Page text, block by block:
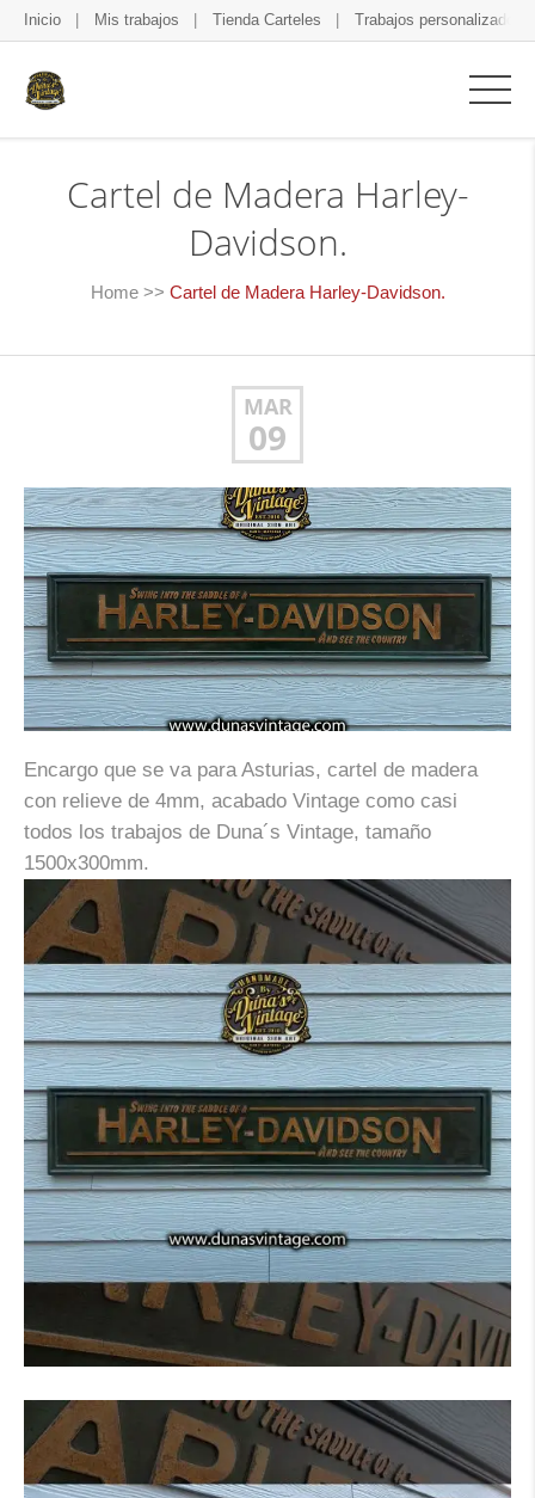
Inicio Mis trabajos Tienda Carteles Trabajos personalizados
Cartel de Madera Harley-
Davidson.
Home >> Cartel de Madera Harley-Davidson.
MAR
09
Encargo que se va para Asturias, cartel de madera
con relieve de 4mm, acabado Vintage como casi
todos los trabajos de Duna´s Vintage, tamaño
1500x300mm.